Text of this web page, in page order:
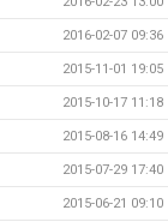
2016-02-07 09:36
2015-11-01 19:05
2015-10-17 11:18
2015-08-16 14:49
2015-07-29 17:40
2015-06-21 09:10